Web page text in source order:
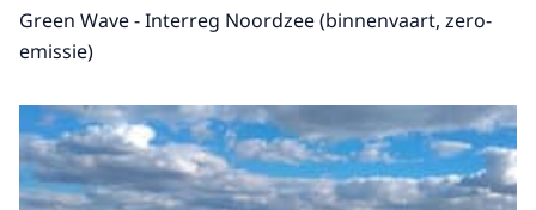
Green Wave - Interreg Noordzee (binnenvaart, zero-
emissie)